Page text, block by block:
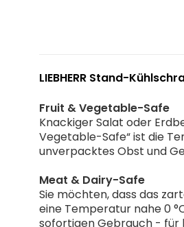
LIEBHERR Stand-
Fruit & Vegetable-Safe
Knackiger Salat oder
Vegetable-Safe“ ist die
unverpacktes Obst und
Meat & Dairy-Safe
Sie möchten, dass das
eine Temperatur nahe 0
sofortigen Gebrauch - für